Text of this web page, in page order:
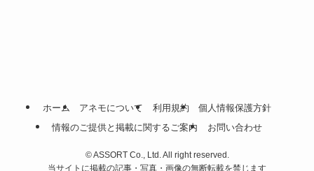
ホーム アネモについて 利用規約
個人情報保護方針
情報のご提供と掲載に関するご案内
お問い合わせ
©ASSORT Co., Ltd. All right reserved.
当サイトに掲載の記事・写真・画像の無断転載を禁じます